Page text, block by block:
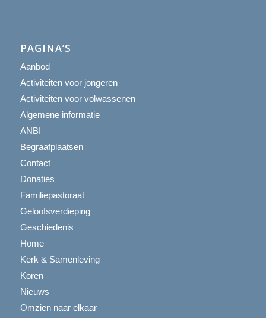
PAGINA’S
Aanbod
Activiteiten voor jongeren
Activiteiten voor volwassenen
Algemene informatie
ANBI
Begraafplaatsen
Contact
Donaties
Familiepastoraat
Geloofsverdieping
Geschiedenis
Home
Kerk & Samenleving
Koren
Nieuws
Omzien naar elkaar